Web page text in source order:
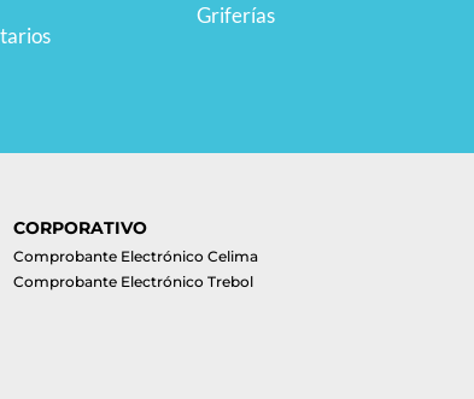
Griferías
CORPORATIVO
Comprobante Electrónico Celima
Comprobante Electrónico Trebol